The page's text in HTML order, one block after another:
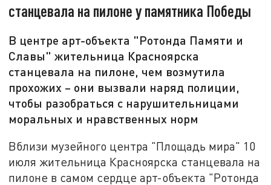
станцевала на пилоне у памятника Победы
В центре арт-объекта "Ротонда Памяти и
Славы" жительница Красноярска
станцевала на пилоне, чем возмутила
прохожих – они вызвали наряд полиции,
чтобы разобраться с нарушительницами
моральных и нравственных норм
Вблизи музейного центра "Площадь мира" 10
июля жительница Красноярска станцевала на
пилоне в самом сердце арт-объекта "Ротонда